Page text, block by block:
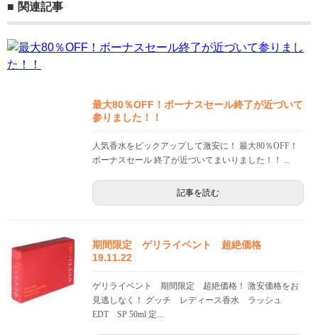
関連記事
最大80％OFF！ボーナスセール終了が近づいて
参りました！！
人気香水をピックアップして激安に！ 最大80％OFF！
ボーナスセール 終了が近づいてまいりました！！ ...
記事を読む
期間限定 ゲリライベント 超絶価格
19.11.22
ゲリライベント 期間限定 超絶価格！ 激安価格をお
見逃しなく！ グッチ レディース香水 ラッシュ
EDT SP 50ml 定...